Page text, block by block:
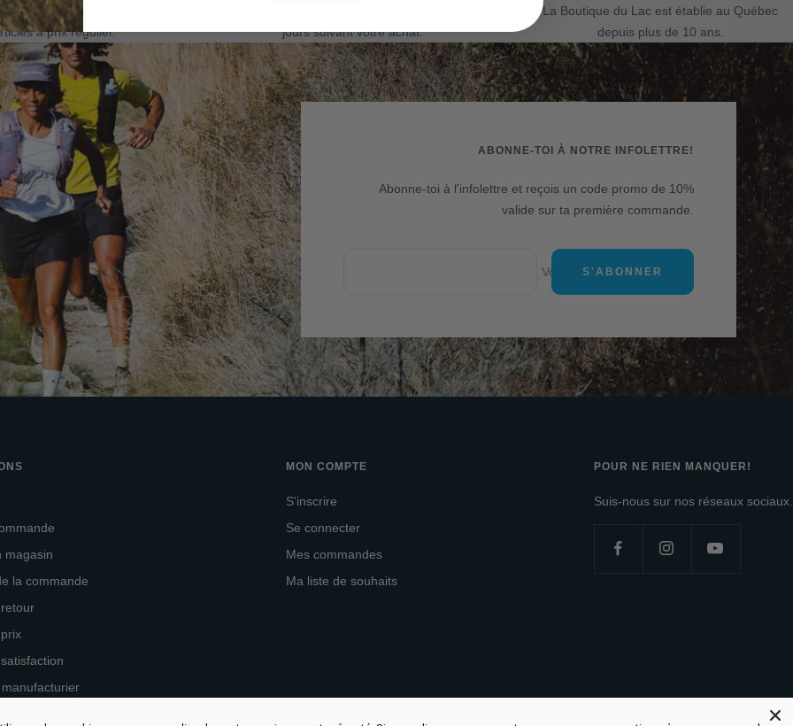
de 30 jours pour tous
à prix régulier.
jours suivant votre achat.
La Boutique du Lac est établie au Québec
depuis plus de 10 ans.
ABONNE-TOI À NOTRE INFOLETTRE!
Abonne-toi à l'infolettre et reçois un code promo de 10%
valide sur ta première commande.
Votre e-mailS'ABONNER
magasin
la commande
MON COMPTE
S'inscrire
Se connecter
Mes commandes
Ma liste de souhaits
POUR NE RIEN MANQUER!
Suis-nous sur nos réseaux sociaux.